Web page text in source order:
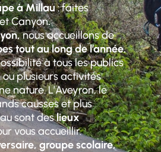
à Millau: faites
Canyon.
nous accueillons de
tout au long de l’année.
à tous les publics
plusieurs activités
nature. L’Aveyron, le
causses et plus
sont deslieux
vous accueillir.
groupe scolaire,